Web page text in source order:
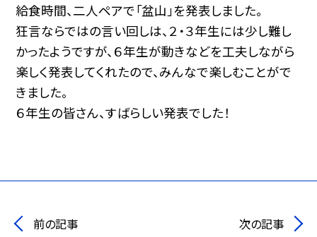
給食時間、二人ペアで「盆山」を発表しました。
狂言ならではの言い回しは、２・３年生には少し難し
かったようですが、６年生が動きなどを工夫しながら
楽しく発表してくれたので、みんなで楽しむことがで
きました。
６年生の皆さん、すばらしい発表でした！
前の記事 次の記事